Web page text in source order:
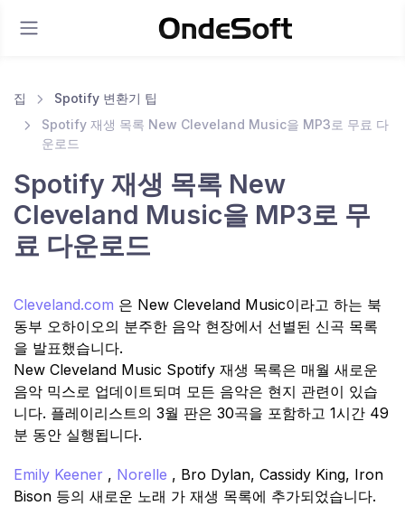
집
Spotify 변환기 팁
Spotify 재생 목록 New Cleveland Music을 MP3로 무료 다
운로드
Spotify 재생 목록 New
Cleveland Music을 MP3로 무
료 다운로드
Cleveland.com 은 New Cleveland Music이라고 하는 북
동부 오하이오의 분주한 음악 현장에서 선별된 신곡 목록
을 발표했습니다.
New Cleveland Music Spotify 재생 목록은 매월 새로운
음악 믹스로 업데이트되며 모든 음악은 현지 관련이 있습
니다. 플레이리스트의 3월 판은 30곡을 포함하고 1시간 49
분 동안 실행됩니다.
Emily Keener , Norelle , Bro Dylan, Cassidy King, Iron
Bison 등의 새로운 노래 가 재생 목록에 추가되었습니다.